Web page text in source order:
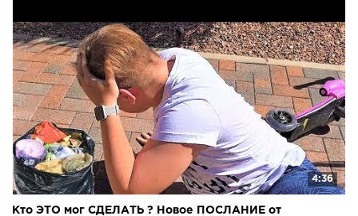
4:36
Кто ЭТО мог СДЕЛАТЬ ? Новое ПОСЛАНИЕ от